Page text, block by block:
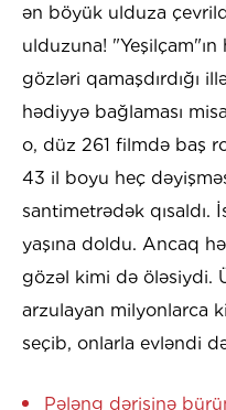
ən böyük ulduza
ulduzuna!
gözləri qamaşdırdığı
hədiyyə bağlaması
o, düz 261 filmdə baş
43 il boyu heç
santimetrədək qısaldı.
yaşına doldu. Ancaq
gözəl kimi də öləsiydi.
arzulayan milyonlarca
seçib, onlarla evləndi
Pələng dərisinə